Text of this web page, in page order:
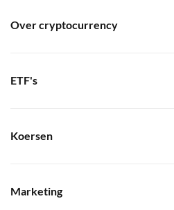
Over cryptocurrency
ETF's
Koersen
Marketing